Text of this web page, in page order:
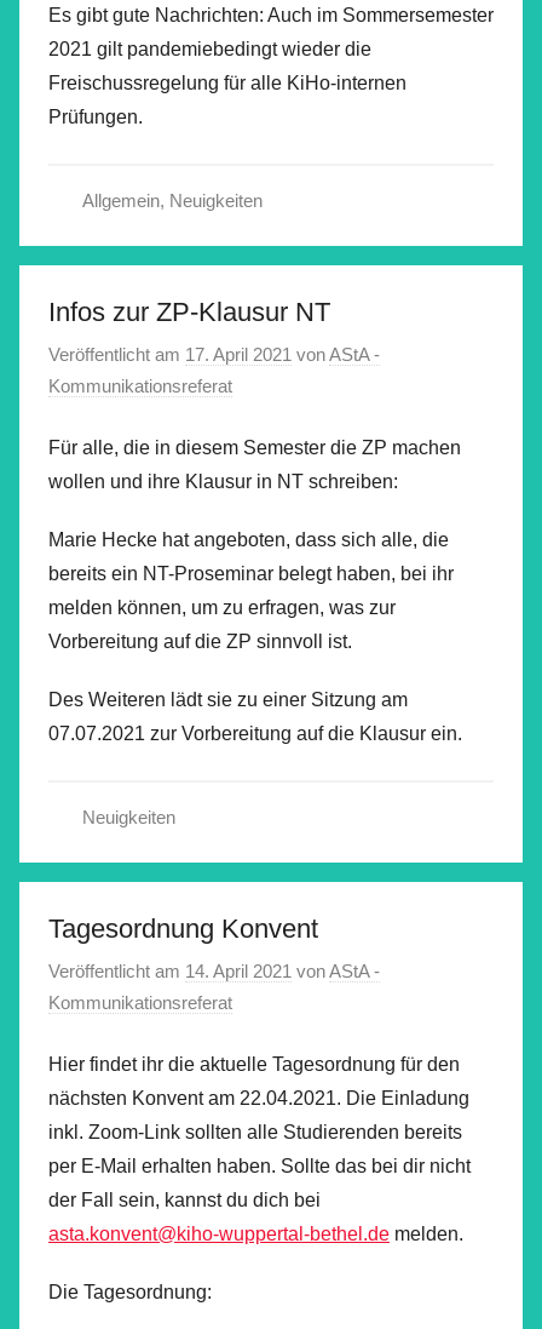
Es gibt gute Nachrichten: Auch im Sommersemester
2021 gilt pandemiebedingt wieder die
Freischussregelung für alle KiHo-internen
Prüfungen.
Allgemein, Neuigkeiten
Infos zur ZP-Klausur NT
Veröffentlicht am 17. April 2021 vonAStA -
Kommunikationsreferat
Für alle, die in diesem Semester die ZP machen
wollen und ihre Klausur in NT schreiben:
Marie Hecke hat angeboten, dass sich alle, die
bereits ein NT-Proseminar belegt haben, bei ihr
melden können, um zu erfragen, was zur
Vorbereitung auf die ZP sinnvoll ist.
Des Weiteren lädt sie zu einer Sitzung am
07.07.2021 zur Vorbereitung auf die Klausur ein.
Neuigkeiten
Tagesordnung Konvent
Veröffentlicht am 14. April 2021 vonAStA -
Kommunikationsreferat
Hier findet ihr die aktuelle Tagesordnung für den
nächsten Konvent am 22.04.2021. Die Einladung
inkl. Zoom-Link sollten alle Studierenden bereits
per E-Mail erhalten haben. Sollte das bei dir nicht
der Fall sein, kannst du dich bei
asta.konvent@kiho-wuppertal-bethel.de melden.
Die Tagesordnung: